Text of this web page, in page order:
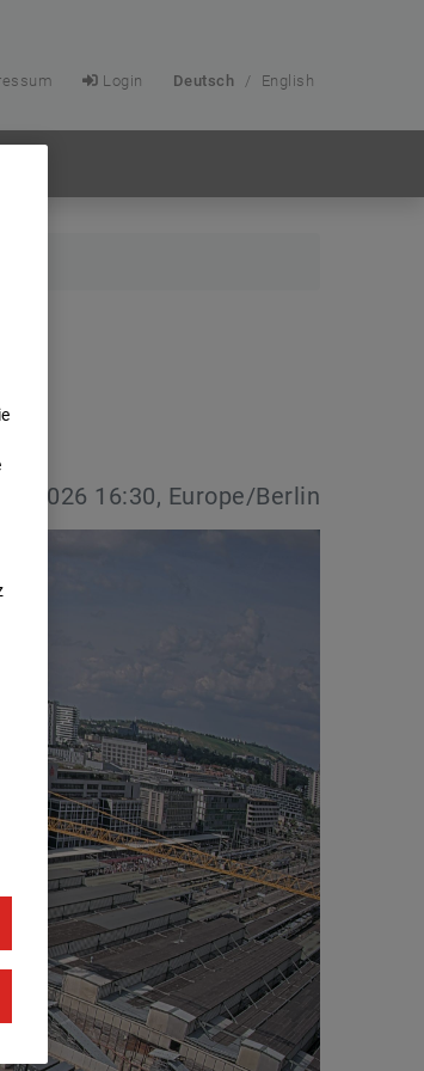
Login Deutsch / English
16:30, Europe/Berlin